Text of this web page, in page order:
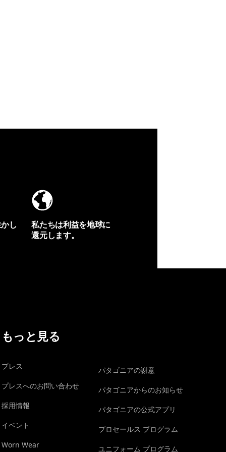
し
私たちは利益を地球に
還元します。
もっと見る
プレス
プレスへのお問い合わせ
採用情報
イベント
Worn Wear
パタゴニアの謝意
パタゴニアからのお知らせ
パタゴニアの公式アプリ
プロセールス プログラム
ユニフォーム プログラム